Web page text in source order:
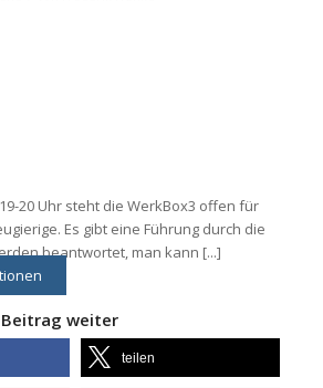
20 Uhr steht die WerkBox3 offen für
Es gibt eine Führung durch die
beantwortet, man kann [...]
weiter
teilen